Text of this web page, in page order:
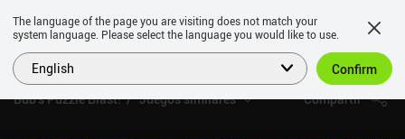
Bub's Puzzle Blast! Juegos similares Compartir
The language of the page you are visiting does not match your
system language. Please select the language you would like to use.
English Confirm